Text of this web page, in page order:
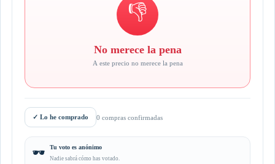
👎
No merece la pena
A este precio no merece la pena
✓ Lo he comprado 0 compras confirmadas
🕶️ Tu voto es anónimo
Nadie sabrá cómo has votado.